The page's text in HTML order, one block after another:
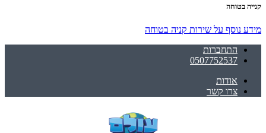
קנייה בטוחה
מידע נוסף על שירות קניה בטוחה
התחברות
0507752537
אודות
צרו קשר